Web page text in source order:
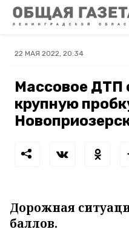
22 МАЯ 2022, 20:34
Массовое ДТП
крупную
Дорожная
баллов.